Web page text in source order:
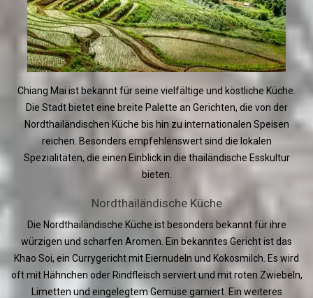
Chiang Mai ist bekannt für seine vielfältige und köstliche Küche.
Die Stadt bietet eine breite Palette an Gerichten, die von der
Nordthailändischen Küche bis hin zu internationalen Speisen
reichen. Besonders empfehlenswert sind die lokalen
Spezialitäten, die einen Einblick in die thailändische Esskultur
bieten.
Nordthailändische Küche
Die Nordthailändische Küche ist besonders bekannt für ihre
würzigen und scharfen Aromen. Ein bekanntes Gericht ist das
Khao Soi, ein Currygericht mit Eiernudeln und Kokosmilch. Es wird
oft mit Hähnchen oder Rindfleisch serviert und mit roten Zwiebeln,
Limetten und eingelegtem Gemüse garniert. Ein weiteres